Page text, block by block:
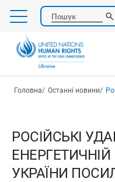
Перейти
основного
Пошук
Рядок навіґації
Головна Останні новини
РОСІЙСЬКІ
ЕНЕРГЕТИЧНІЙ
УКРАЇНИ